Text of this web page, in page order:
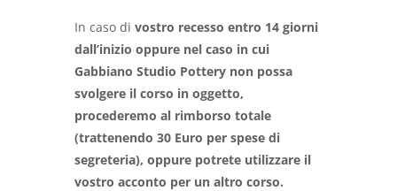
In caso di vostro recesso entro 14 giorni
dall’inizio oppure nel caso in cui
Gabbiano Studio Pottery non possa
svolgere il corso in oggetto,
procederemo al rimborso totale
(trattenendo 30 Euro per spese di
segreteria), oppure potrete utilizzare il
vostro acconto per un altro corso.